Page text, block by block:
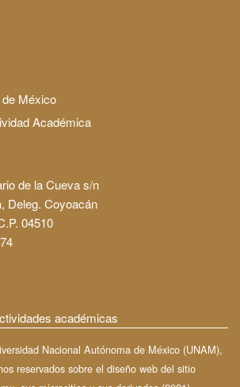
México
Académica
de la Cueva s/n
Deleg. Coyoacán
04510
académicas
Nacional Autónoma de México (UNAM),
reservados sobre el diseño web del sitio